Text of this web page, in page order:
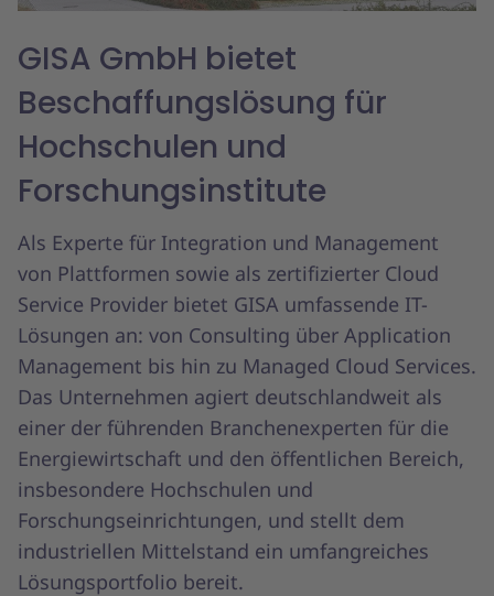
GISA GmbH bietet
Beschaffungslösung für
Hochschulen und
Forschungsinstitute
Als Experte für Integration und Management
von Plattformen sowie als zertifizierter Cloud
Service Provider bietet GISA umfassende IT-
Lösungen an: von Consulting über Application
Management bis hin zu Managed Cloud Services.
Das Unternehmen agiert deutschlandweit als
einer der führenden Branchenexperten für die
Energiewirtschaft und den öffentlichen Bereich,
insbesondere Hochschulen und
Forschungseinrichtungen, und stellt dem
industriellen Mittelstand ein umfangreiches
Lösungsportfolio bereit.